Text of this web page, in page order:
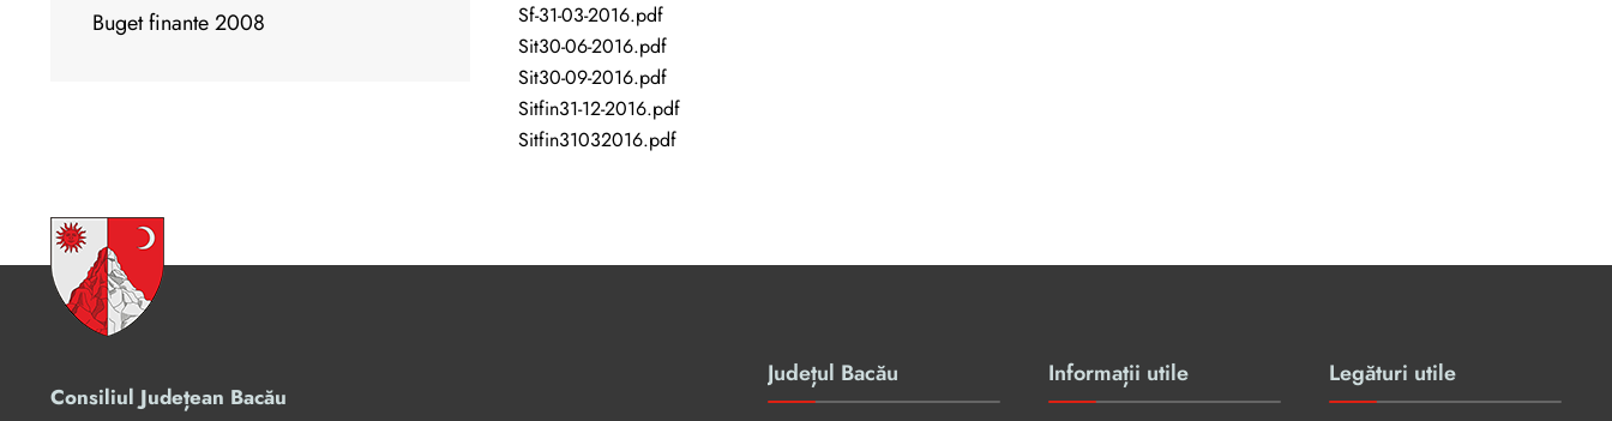
Sf-31-03-2016.pdf
Sit30-06-2016.pdf
Sit30-09-2016.pdf
Sitfin31-12-2016.pdf
Sitfin31032016.pdf
Buget finante 2008
Consiliul Județean Bacău
Județul Bacău Informații utile Legături utile